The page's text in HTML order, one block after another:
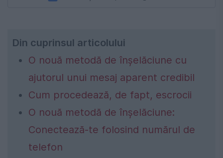
Din cuprinsul articolului
O nouă metodă de înșelăciune cu
ajutorul unui mesaj aparent credibil
Cum procedează, de fapt, escrocii
O nouă metodă de înșelăciune:
Conectează-te folosind numărul de
telefon